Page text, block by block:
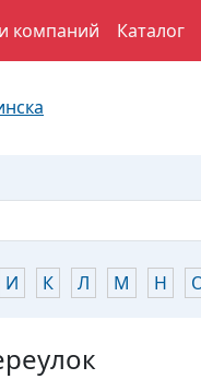
компаний Каталог
И К Л М Н